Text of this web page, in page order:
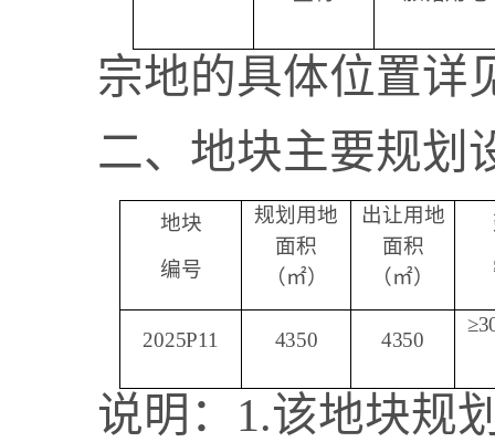
宗地的具体位置详
二、地块主要规划
地块
编号
规划用地
面积
（㎡）
出让用地
面积
（㎡）
2025P11 4350 4350
说明： 1.该地块规